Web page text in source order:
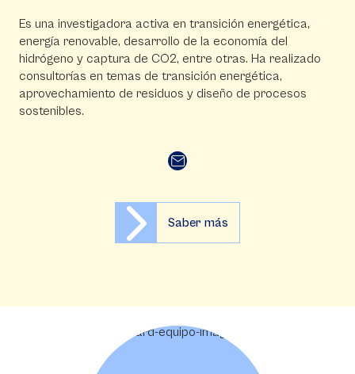
Es una investigadora activa en transición energética,
energía renovable, desarrollo de la economía del
hidrógeno y captura de CO2, entre otras. Ha realizado
consultorías en temas de transición energética,
aprovechamiento de residuos y diseño de procesos
sostenibles.
Saber más